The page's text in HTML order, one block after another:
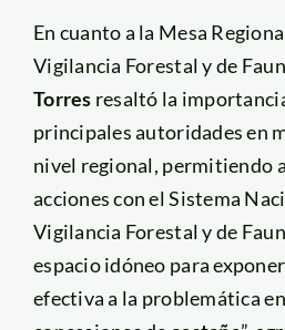
En cuanto a la Mesa
Vigilancia Forestal y de
Torres resaltó la
principales autoridades en
nivel regional, permitiendo
acciones con el Sistema
Vigilancia Forestal y de
espacio idóneo para
efectiva a la problemática